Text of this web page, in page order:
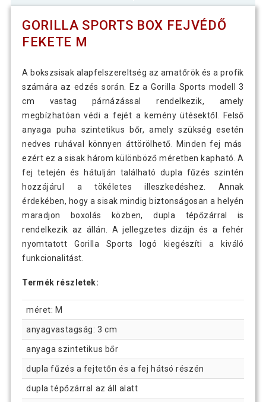
GORILLA SPORTS BOX FEJVÉDŐ
FEKETE M
A bokszsisak alapfelszereltség az amatőrök és a profik
számára az edzés során. Ez a Gorilla Sports modell 3
cm vastag párnázással rendelkezik, amely
megbízhatóan védi a fejét a kemény ütésektől. Felső
anyaga puha szintetikus bőr, amely szükség esetén
nedves ruhával könnyen áttörölhető. Minden fej más
ezért ez a sisak három különböző méretben kapható. A
fej tetején és hátulján található dupla fűzés szintén
hozzájárul a tökéletes illeszkedéshez. Annak
érdekében, hogy a sisak mindig biztonságosan a helyén
maradjon boxolás közben, dupla tépőzárral is
rendelkezik az állán. A jellegzetes dizájn és a fehér
nyomtatott Gorilla Sports logó kiegészíti a kiváló
funkcionalitást.
Termék részletek:
méret: M
anyagvastagság: 3 cm
anyaga szintetikus bőr
dupla fűzés a fejtetőn és a fej hátsó részén
dupla tépőzárral az áll alatt